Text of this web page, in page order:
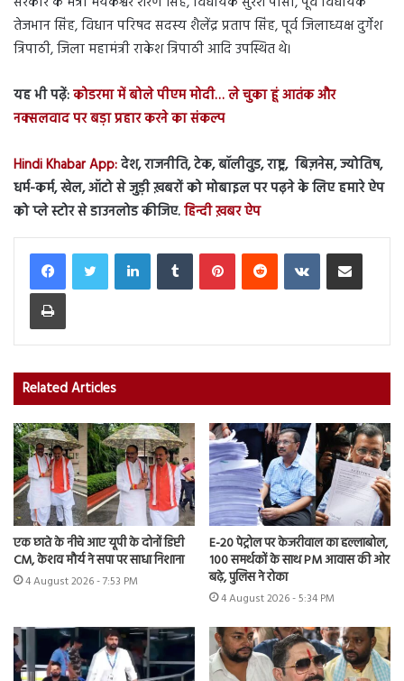
तेजभान सिंह, विधान परिषद सदस्य शैलेंद्र प्रताप सिंह, पूर्व जिलाध्यक्ष दुर्गेश
त्रिपाठी, जिला महामंत्री राकेश त्रिपाठी आदि उपस्थित थे।
यह भी पढ़ें:कोडरमा में बोले पीएम मोदी… ले चुका हूं आतंक और
नक्सलवाद पर बड़ा प्रहार करने का संकल्प
Hindi Khabar App:देश, राजनीति, टेक, बॉलीवुड, राष्ट्र, बिज़नेस, ज्योतिष,
धर्म-कर्म, खेल, ऑटो से जुड़ी ख़बरों को मोबाइल पर पढ़ने के लिए हमारे ऐप
को प्ले स्टोर से डाउनलोड कीजिए.हिन्दी ख़बर ऐप
LinkedInTumblr PinterestReddit VKontakteShare via Email
Print
Related Articles
एक छाते के नीचे आए यूपी के दोनों डिप्टी
CM, केशव मौर्य ने सपा पर साधा निशाना
4 August 2026 - 7:53 PM
E-20 पेट्रोल पर केजरीवाल का हल्लाबोल,
100 समर्थकों के साथ PM आवास की ओर
बढ़े, पुलिस ने रोका
4 August 2026 - 5:34 PM